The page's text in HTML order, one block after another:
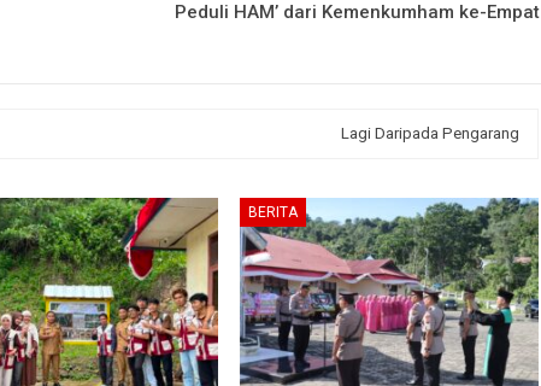
Peduli HAM’ dari Kemenkumham ke-Empat
Lagi Daripada Pengarang
BERITA